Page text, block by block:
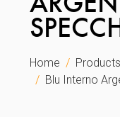
Home
Products
Blu Interno